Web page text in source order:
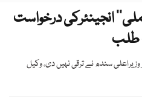
ملی‘‘ انجینئرکی درخواست
طلب
سندھ نے ترقی نہیں دی، وکیل